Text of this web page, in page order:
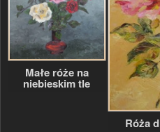
Małe róże na
niebieskim tle
Róża